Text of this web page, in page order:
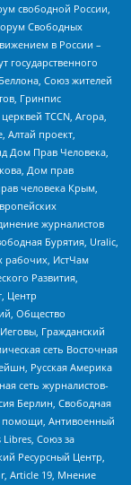
свободной России,
Свободных
в России –
государственного
Союз жителей
Гринпис
TCCN, Агора,
Алтай проект,
Дом Прав Человека,
Дом прав
человека Крым,
журналистов
Бурятия, Uralic,
рабочих, ИстЧам
Развития,
Центр
Общество
Гражданский
сеть Восточная
Русская Америка
сеть журналистов-
Берлин, Свободная
помощи, Антивоенный
Libres, Союз за
Ресурсный Центр,
Article 19, Мнение